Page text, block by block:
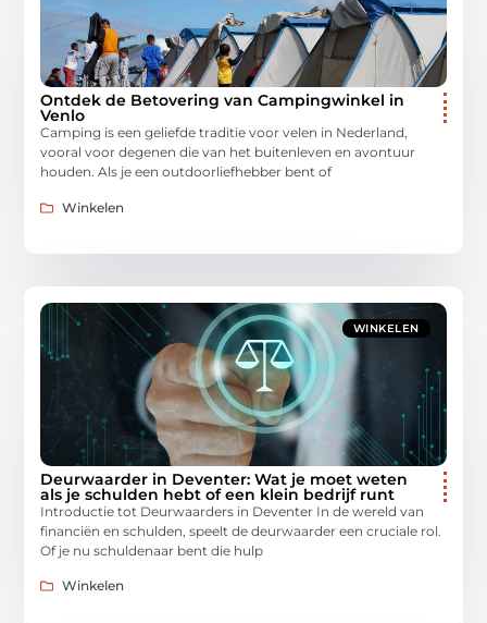
Ontdek de Betovering van Campingwinkel in
Venlo
Camping is een geliefde traditie voor velen in Nederland,
vooral voor degenen die van het buitenleven en avontuur
houden. Als je een outdoorliefhebber bent of
Winkelen
WINKELEN
Deurwaarder in Deventer: Wat je moet weten
als je schulden hebt of een klein bedrijf runt
Introductie tot Deurwaarders in Deventer In de wereld van
financiën en schulden, speelt de deurwaarder een cruciale rol.
Of je nu schuldenaar bent die hulp
Winkelen